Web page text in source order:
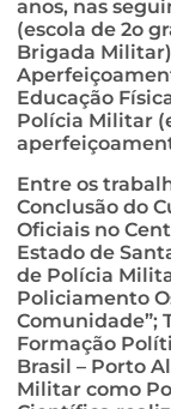
anos, nas
(escola de 2o
Brigada
Educação
Polícia Militar
Entre os
Conclusão do
Oficiais no
Estado de
de Polícia
Policiamento
Comunidade”;
Formação
Brasil – Porto
Militar como